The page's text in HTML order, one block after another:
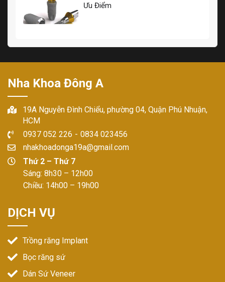
Ưu Điểm
Nha Khoa Đông A
19A Nguyễn Đình Chiểu, phường 04, Quận Phú Nhuận,
HCM
0937 052 226 - 0834 023456
nhakhoadonga19a@gmail.com
Thứ 2 – Thứ 7
Sáng: 8h30 – 12h00
Chiều: 14h00 – 19h00
DỊCH VỤ
Trồng răng Implant
Bọc răng sứ
Dán Sứ Veneer